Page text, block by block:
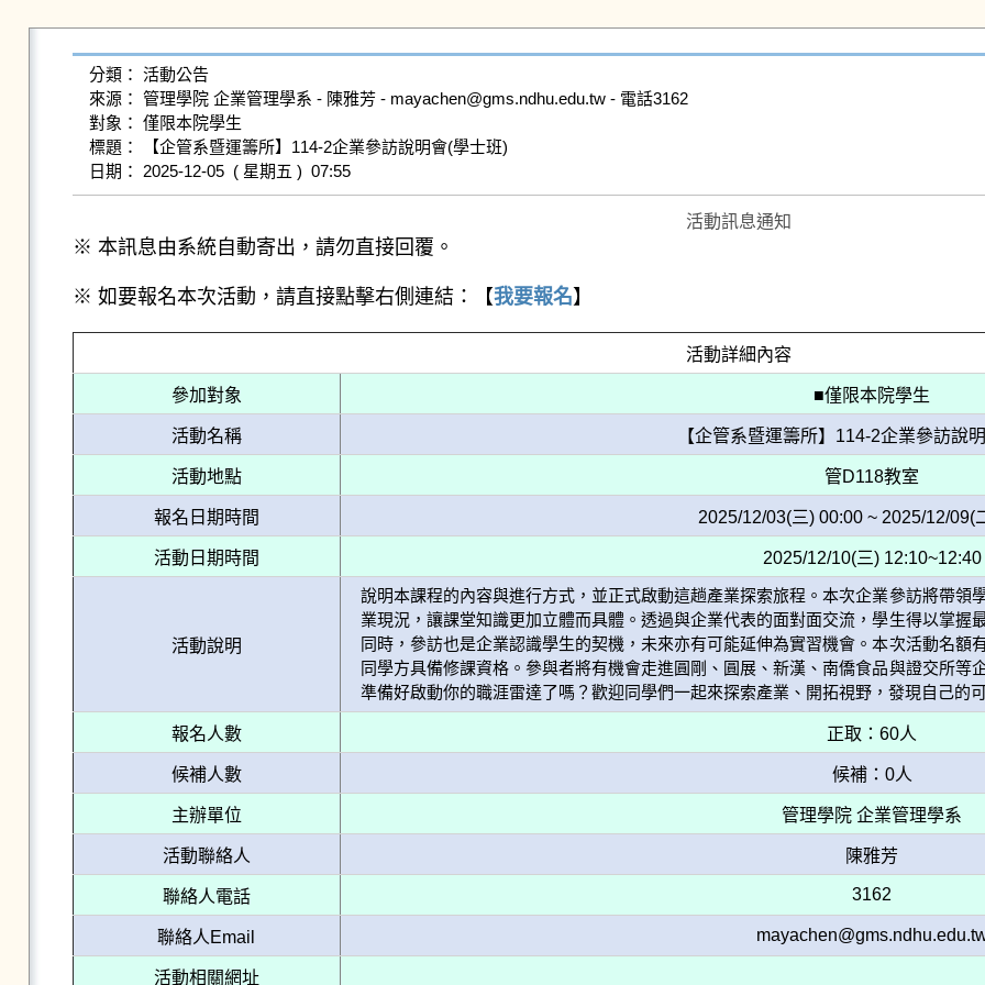
分類： 活動公告
來源： 管理學院 企業管理學系 - 陳雅芳 - mayachen@gms.ndhu.edu.tw - 電話3162
對象： 僅限本院學生
標題： 【企管系暨運籌所】114-2企業參訪說明會(學士班)
日期： 2025-12-05  ( 星期五 )  07:55
活動訊息通知
※ 本訊息由系統自動寄出，請勿直接回覆。
※ 如要報名本次活動，請直接點擊右側連結：【我要報名】
活動詳細內容
參加對象 ■僅限本院學生
活動名稱 【企管系暨運籌所】114-2企業參訪說
活動地點 管D118教室
報名日期時間 2025/12/03(三) 00:00 ~ 2025/12/09(
活動日期時間 2025/12/10(三) 12:10~12:40
活動說明
說明本課程的內容與進行方式，並正式啟動這趟產業探索旅程。本次企業參訪將帶領
業現況，讓課堂知識更加立體而具體。透過與企業代表的面對面交流，學生得以掌握
同時，參訪也是企業認識學生的契機，未來亦有可能延伸為實習機會。本次活動名額
同學方具備修課資格。參與者將有機會走進圓剛、圓展、新漢、南僑食品與證交所
準備好啟動你的職涯雷達了嗎？歡迎同學們一起來探索產業、開拓視野，發現自己的可
報名人數 正取：60人
候補人數 候補：0人
主辦單位 管理學院 企業管理學系
活動聯絡人 陳雅芳
聯絡人電話 3162
聯絡人Email
活動相關網址